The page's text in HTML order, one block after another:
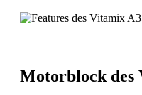
Motorblock des